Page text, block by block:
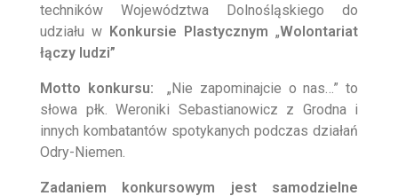
techników Województwa Dolnośląskiego do
udziału w Konkursie Plastycznym „Wolontariat
łączy ludzi”
Motto konkursu:
„Nie zapominajcie o nas…” to
słowa płk. Weroniki Sebastianowicz z Grodna i
innych kombatantów spotykanych podczas działań
Odry-Niemen.
Zadaniem konkursowym jest samodzielne